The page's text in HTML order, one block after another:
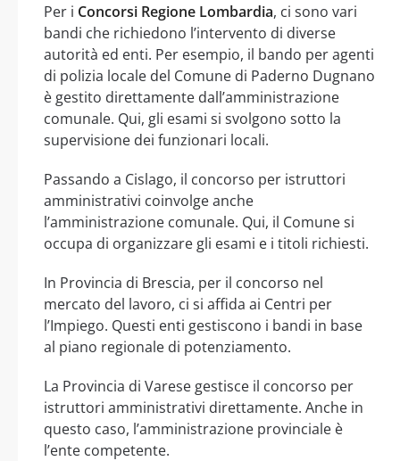
Per i Concorsi Regione Lombardia, ci sono vari
bandi che richiedono l’intervento di diverse
autorità ed enti. Per esempio, il bando per agenti
di polizia locale del Comune di Paderno Dugnano
è gestito direttamente dall’amministrazione
comunale. Qui, gli esami si svolgono sotto la
supervisione dei funzionari locali.
Passando a Cislago, il concorso per istruttori
amministrativi coinvolge anche
l’amministrazione comunale. Qui, il Comune si
occupa di organizzare gli esami e i titoli richiesti.
In Provincia di Brescia, per il concorso nel
mercato del lavoro, ci si affida ai Centri per
l’Impiego. Questi enti gestiscono i bandi in base
al piano regionale di potenziamento.
La Provincia di Varese gestisce il concorso per
istruttori amministrativi direttamente. Anche in
questo caso, l’amministrazione provinciale è
l’ente competente.